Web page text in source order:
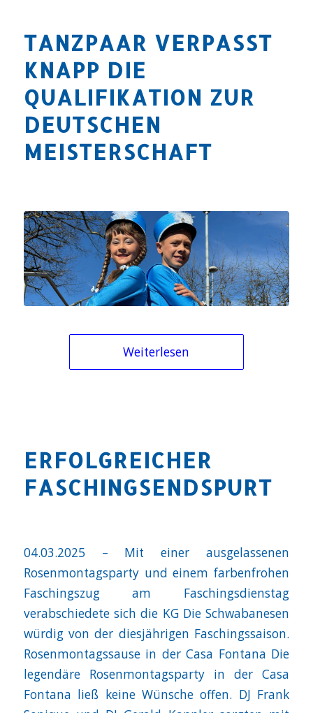
TANZPAAR VERPASST
KNAPP DIE
QUALIFIKATION ZUR
DEUTSCHEN
MEISTERSCHAFT
Weiterlesen
ERFOLGREICHER
FASCHINGSENDSPURT
04.03.2025 – Mit einer ausgelassenen
Rosenmontagsparty und einem farbenfrohen
Faschingszug am Faschingsdienstag
verabschiedete sich die KG Die Schwabanesen
würdig von der diesjährigen Faschingssaison.
Rosenmontagssause in der Casa Fontana Die
legendäre Rosenmontagsparty in der Casa
Fontana ließ keine Wünsche offen. DJ Frank